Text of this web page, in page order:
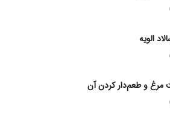
الویه
و طعم‌دار کردن آن